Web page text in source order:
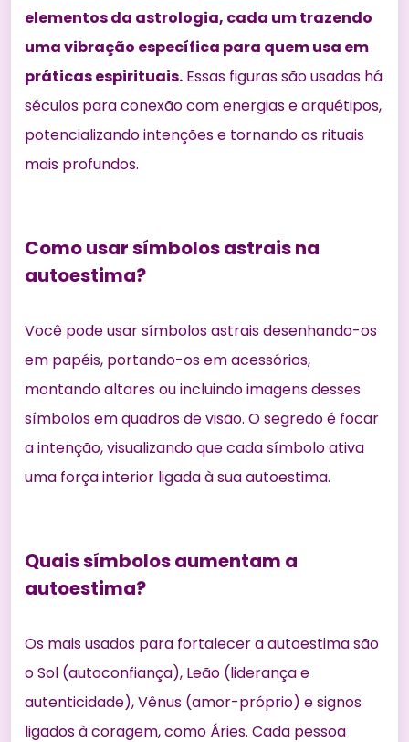
elementos da astrologia, cada um trazendo
uma vibração específica para quem usa em
práticas espirituais. Essas figuras são usadas há
séculos para conexão com energias e arquétipos,
potencializando intenções e tornando os rituais
mais profundos.
Como usar símbolos astrais na
autoestima?
Você pode usar símbolos astrais desenhando-os
em papéis, portando-os em acessórios,
montando altares ou incluindo imagens desses
símbolos em quadros de visão. O segredo é focar
a intenção, visualizando que cada símbolo ativa
uma força interior ligada à sua autoestima.
Quais símbolos aumentam a
autoestima?
Os mais usados para fortalecer a autoestima são
o Sol (autoconfiança), Leão (liderança e
autenticidade), Vênus (amor-próprio) e signos
ligados à coragem, como Áries. Cada pessoa